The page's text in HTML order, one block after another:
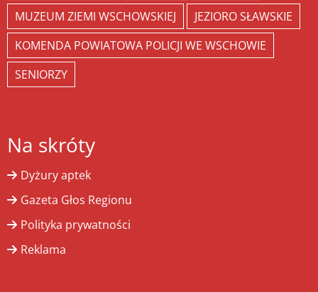
MUZEUM ZIEMI WSCHOWSKIEJ
JEZIORO SŁAWSKIE
KOMENDA POWIATOWA POLICJI WE WSCHOWIE
SENIORZY
Na skróty
Dyżury aptek
Gazeta Głos Regionu
Polityka prywatności
Reklama